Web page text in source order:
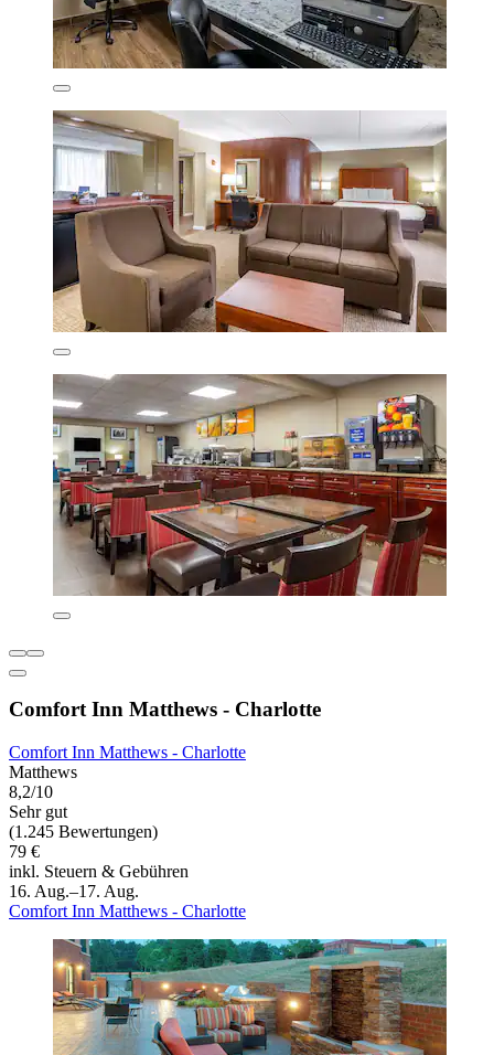
Comfort Inn Matthews - Charlotte
Comfort Inn Matthews - Charlotte
Matthews
8,2/10
Sehr gut
(1.245 Bewertungen)
79 €
inkl. Steuern & Gebühren
16. Aug.–17. Aug.
Comfort Inn Matthews - Charlotte